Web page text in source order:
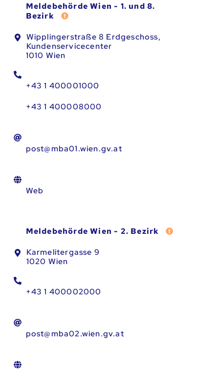
Meldebehörde Wien - 1. und 8.
Bezirk
Fehler melden
Wipplingerstraße 8 Erdgeschoss,
Kundenservicecenter
1010 Wien
+43 1 400001000
+43 1 400008000
post@mba01.wien.gv.at
Web
Meldebehörde Wien - 2. Bezirk Fehler
Karmelitergasse 9
1020 Wien
+43 1 400002000
post@mba02.wien.gv.at